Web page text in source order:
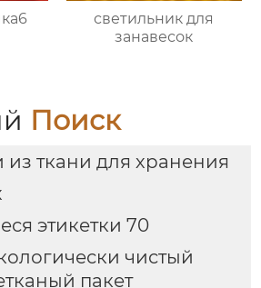
светильник для
занавесок
Поиск
ткани для хранения
этикетки 70
чистый
пакет